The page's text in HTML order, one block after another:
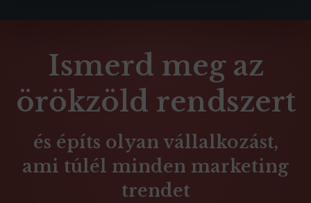
Ismerd meg az
örökzöld rendszert
és építs olyan vállalkozást,
ami túlél minden marketing
trendet